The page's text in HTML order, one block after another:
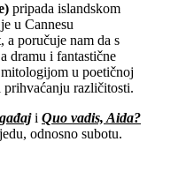
pripada islandskom
u Cannesu
a poručuje nam da s
dramu i fantastične
u poetičnoj
različitosti.
i Quo vadis, Aida?
odnosno subotu.